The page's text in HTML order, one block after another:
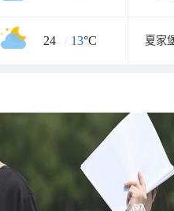
24 / 13°C 夏家